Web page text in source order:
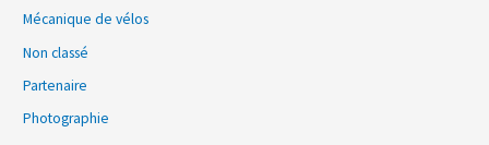
Mécanique de vélos
Non classé
Partenaire
Photographie